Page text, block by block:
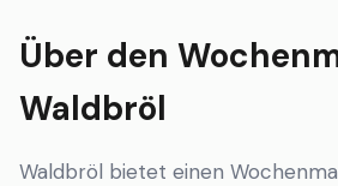
Über den
Waldbröl
Waldbröl bietet einen